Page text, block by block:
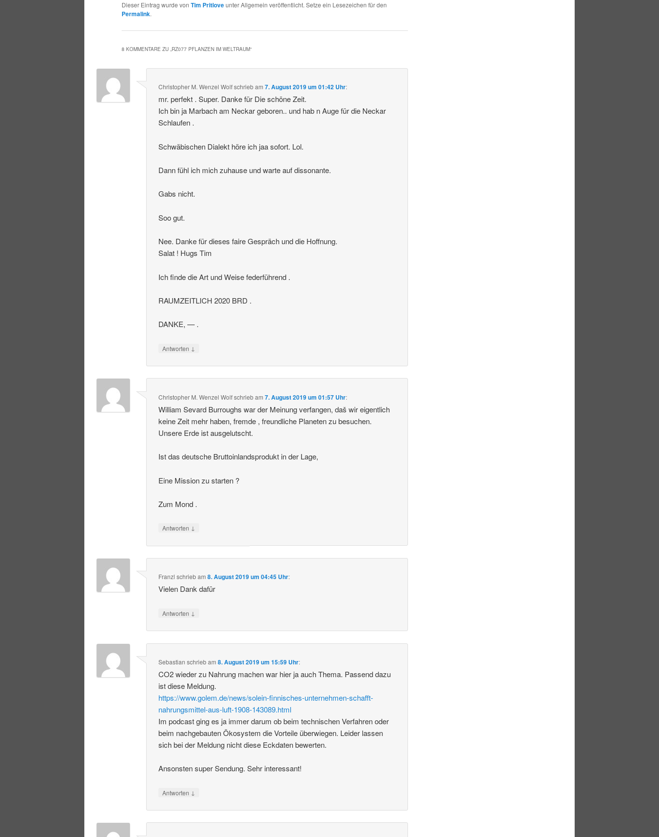
Dieser Eintrag wurde von Tim Pritloveunter Allgemein veröffentlicht. Setze ein Lesezeichen für den
Permalink.
8 KOMMENTARE ZU „RZ077 PFLANZEN IM WELTRAUM“
Christopher M. Wenzel Wolfschriebam7. August 2019 um 01:42 Uhr:
mr. perfekt . Super. Danke für Die schöne Zeit.
Ich bin ja Marbach am Neckar geboren.. und hab n Auge für die Neckar
Schlaufen .
Schwäbischen Dialekt höre ich jaa sofort. Lol.
Dann fühl ich mich zuhause und warte auf dissonante.
Gabs nicht.
Soo gut.
Nee. Danke für dieses faire Gespräch und die Hoffnung.
Salat ! Hugs Tim
Ich finde die Art und Weise federführend .
RAUMZEITLICH 2020 BRD .
DANKE, — .
Antworten ↓
Christopher M. Wenzel Wolfschriebam7. August 2019 um 01:57 Uhr:
William Sevard Burroughs war der Meinung verfangen, daš wir eigentlich
keine Zeit mehr haben, fremde , freundliche Planeten zu besuchen.
Unsere Erde ist ausgelutscht.
Ist das deutsche Bruttoinlandsprodukt in der Lage,
Eine Mission zu starten ?
Zum Mond .
Antworten ↓
Franzl schriebam8. August 2019 um 04:45 Uhr:
Vielen Dank dafür
Antworten ↓
Sebastian schriebam8. August 2019 um 15:59 Uhr:
CO2 wieder zu Nahrung machen war hier ja auch Thema. Passend dazu
ist diese Meldung.
https://www.golem.de/news/solein-finnisches-unternehmen-schafft-
nahrungsmittel-aus-luft-1908-143089.html
Im podcast ging es ja immer darum ob beim technischen Verfahren oder
beim nachgebauten Ökosystem die Vorteile überwiegen. Leider lassen
sich bei der Meldung nicht diese Eckdaten bewerten.
Ansonsten super Sendung. Sehr interessant!
Antworten ↓